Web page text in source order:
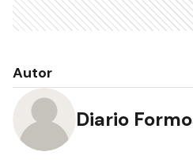
Autor
Diario